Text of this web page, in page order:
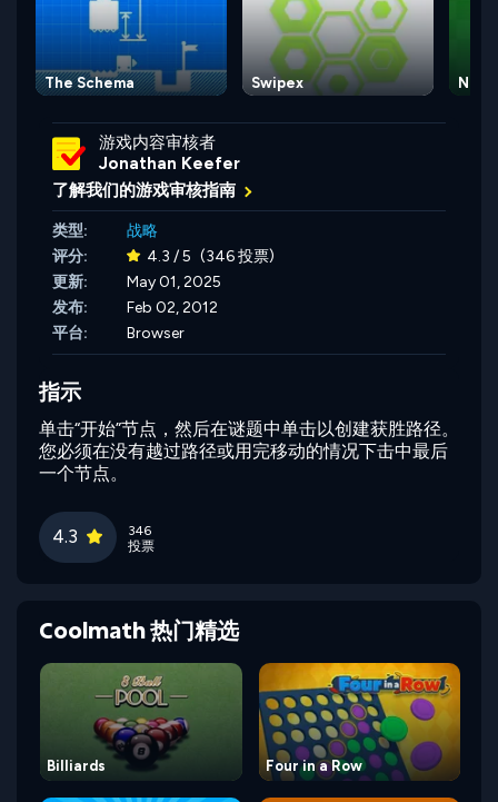
The Schema Swipex
游戏内容审核者
Jonathan Keefer
了解我们的游戏审核指南
类型:
战略
评分:
4.3 / 5 (346 投票)
更新:
May 01, 2025
发布:
Feb 02, 2012
平台:
Browser
指示
单击“开始”节点，然后在谜题中单击以创建获胜路径。
您必须在没有越过路径或用完移动的情况下击中最后
一个节点。
4.3
346
投票
Coolmath 热门精选
Billiards Four in a Row